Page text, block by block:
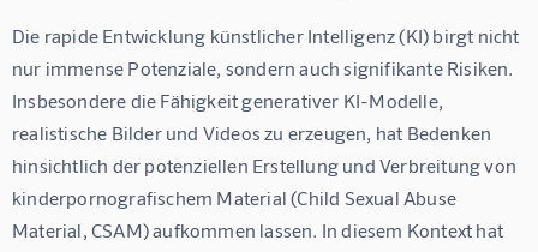
Die rapide Entwicklung künstlicher Intelligenz (KI) birgt nicht
nur immense Potenziale, sondern auch signifikante Risiken.
Insbesondere die Fähigkeit generativer KI-Modelle,
realistische Bilder und Videos zu erzeugen, hat Bedenken
hinsichtlich der potenziellen Erstellung und Verbreitung von
kinderpornografischem Material (Child Sexual Abuse
Material, CSAM) aufkommen lassen. In diesem Kontext hat